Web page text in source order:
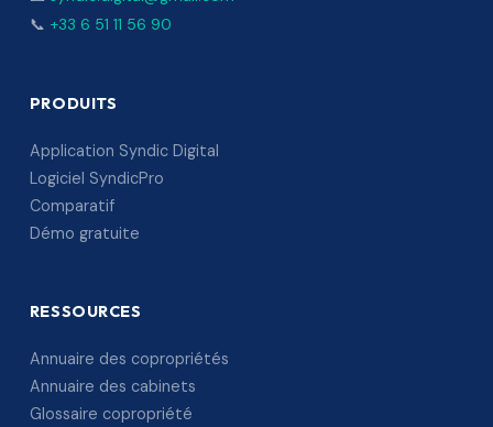
📞 +33 6 51 11 56 90
PRODUITS
Application Syndic Digital
Logiciel SyndicPro
Comparatif
Démo gratuite
RESSOURCES
Annuaire des copropriétés
Annuaire des cabinets
Glossaire copropriété